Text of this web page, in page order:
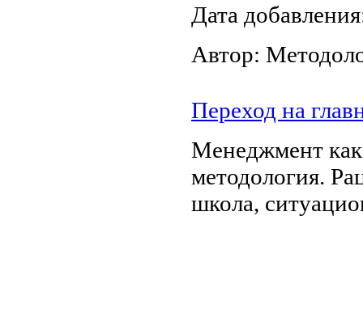
Дата
Автор:
Переход на
Менеджмент как
методология.
школа,